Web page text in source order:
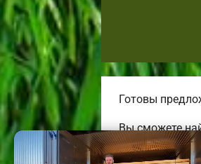
Готовы
Вы сможете
Строим